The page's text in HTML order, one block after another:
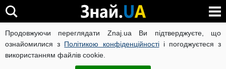
Продовжуючи переглядати Znaj.ua Ви підтверджуєте, що
ознайомилися з Політикою конфіденційностіі погоджуєтеся з
використанням файлів cookie.
ВІЙНА РОСІЇ ПРОТИ УКРАЇНИ КОРОНАВІРУС В УКРАЇНІ
ЧИТАТЬ НА РУССКОМ